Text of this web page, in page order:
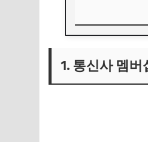
📱 SK텔레콤
1. 통신사 멤버